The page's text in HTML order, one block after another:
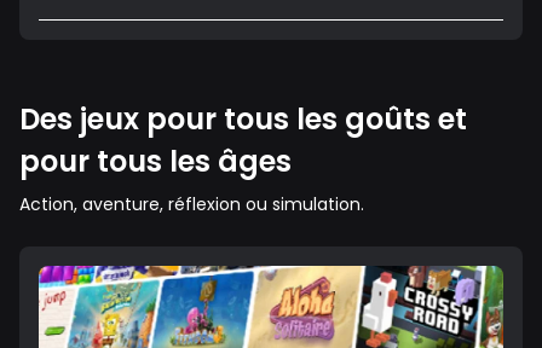
Des jeux pour tous les goûts et
pour tous les âges
Action, aventure, réflexion ou simulation.